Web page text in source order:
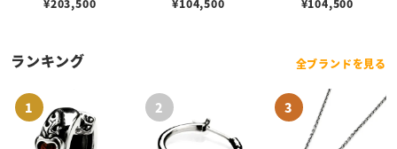
ガー＆ミニSギアロゴ＆ギ
¥203,500 ¥104,500 ¥104,500
ランキング 全ブランドを見る